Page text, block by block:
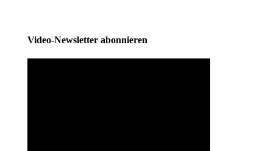
Video-Newsletter abonnieren